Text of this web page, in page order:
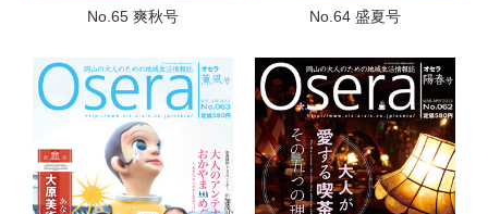
No.65 爽秋号 No.64 盛夏号